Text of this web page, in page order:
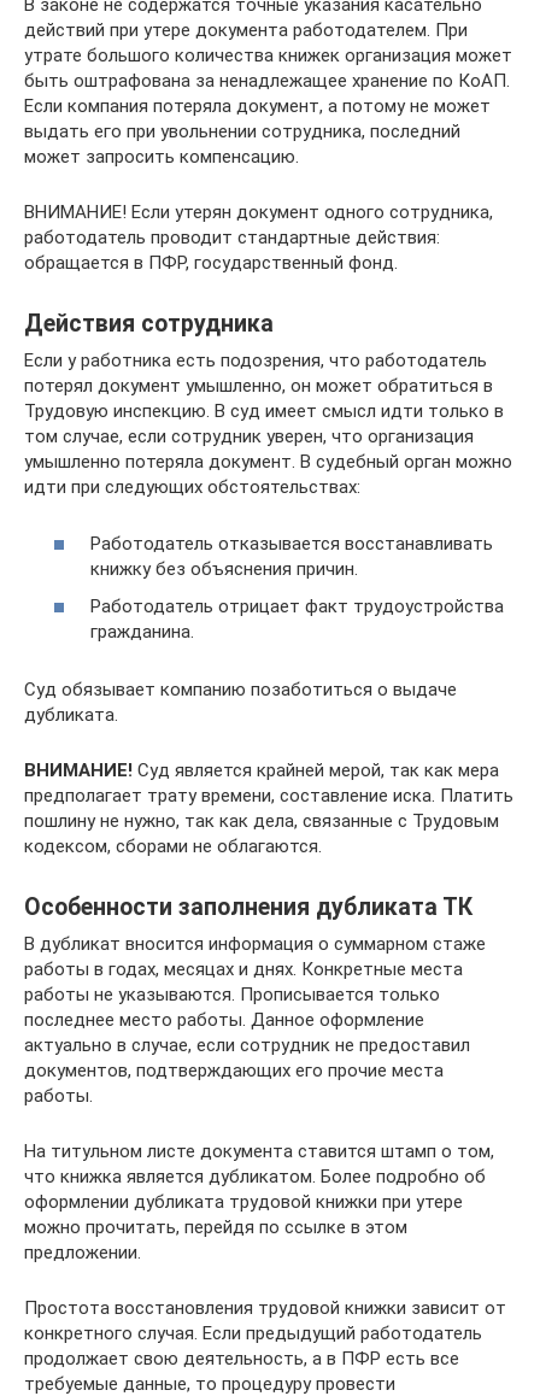
В законе не содержатся точные указания касательно
действий при утере документа работодателем. При
утрате большого количества книжек организация может
быть оштрафована за ненадлежащее хранение по КоАП.
Если компания потеряла документ, а потому не может
выдать его при увольнении сотрудника, последний
может запросить компенсацию.
ВНИМАНИЕ! Если утерян документ одного сотрудника,
работодатель проводит стандартные действия:
обращается в ПФР, государственный фонд.
Действия сотрудника
Если у работника есть подозрения, что работодатель
потерял документ умышленно, он может обратиться в
Трудовую инспекцию. В суд имеет смысл идти только в
том случае, если сотрудник уверен, что организация
умышленно потеряла документ. В судебный орган можно
идти при следующих обстоятельствах:
Работодатель отказывается восстанавливать
книжку без объяснения причин.
Работодатель отрицает факт трудоустройства
гражданина.
Суд обязывает компанию позаботиться о выдаче
дубликата.
ВНИМАНИЕ! Суд является крайней мерой, так как мера
предполагает трату времени, составление иска. Платить
пошлину не нужно, так как дела, связанные с Трудовым
кодексом, сборами не облагаются.
Особенности заполнения дубликата ТК
В дубликат вносится информация о суммарном стаже
работы в годах, месяцах и днях. Конкретные места
работы не указываются. Прописывается только
последнее место работы. Данное оформление
актуально в случае, если сотрудник не предоставил
документов, подтверждающих его прочие места
работы.
На титульном листе документа ставится штамп о том,
что книжка является дубликатом. Более подробно об
оформлении дубликата трудовой книжки при утере
можно прочитать, перейдя по ссылке в этом
предложении.
Простота восстановления трудовой книжки зависит от
конкретного случая. Если предыдущий работодатель
продолжает свою деятельность, а в ПФР есть все
требуемые данные, то процедуру провести